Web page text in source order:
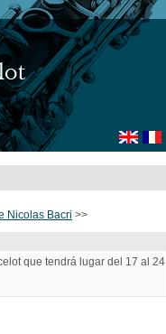
Nicolas Bacri >>
que tendrá lugar del 17 al 24